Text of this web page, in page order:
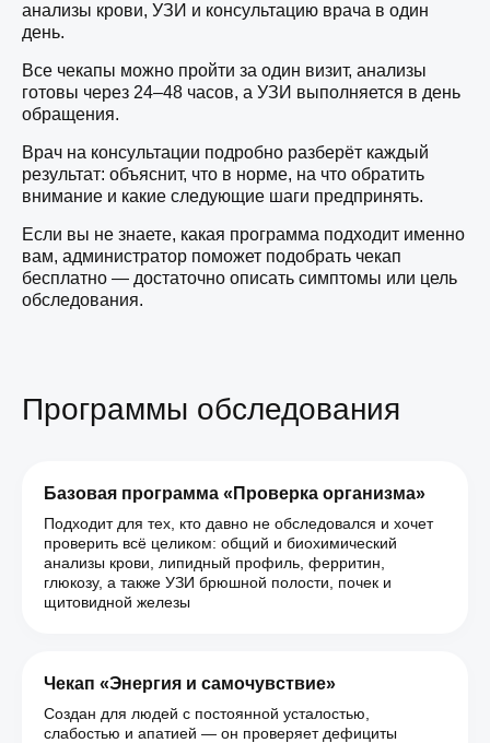
анализы крови, УЗИ и консультацию врача в один
день.
Все чекапы можно пройти за один визит, анализы
готовы через 24–48 часов, а УЗИ выполняется в день
обращения.
Врач на консультации подробно разберёт каждый
результат: объяснит, что в норме, на что обратить
внимание и какие следующие шаги предпринять.
Если вы не знаете, какая программа подходит именно
вам, администратор поможет подобрать чекап
бесплатно — достаточно описать симптомы или цель
обследования.
Программы обследования
Базовая программа «Проверка организма»
Подходит для тех, кто давно не обследовался и хочет
проверить всё целиком: общий и биохимический
анализы крови, липидный профиль, ферритин,
глюкозу, а также УЗИ брюшной полости, почек и
щитовидной железы
Чекап «Энергия и самочувствие»
Создан для людей с постоянной усталостью,
слабостью и апатией — он проверяет дефициты